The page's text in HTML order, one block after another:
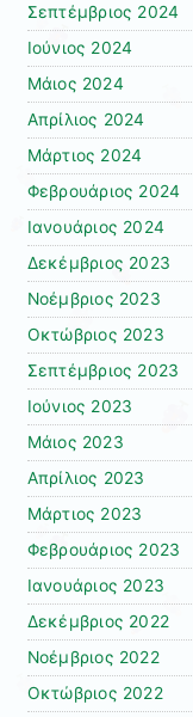
Σεπτέμβριος 2024
Ιούνιος 2024
Μάιος 2024
Απρίλιος 2024
Μάρτιος 2024
Φεβρουάριος 2024
Ιανουάριος 2024
Δεκέμβριος 2023
Νοέμβριος 2023
Οκτώβριος 2023
Σεπτέμβριος 2023
Ιούνιος 2023
Μάιος 2023
Απρίλιος 2023
Μάρτιος 2023
Φεβρουάριος 2023
Ιανουάριος 2023
Δεκέμβριος 2022
Νοέμβριος 2022
Οκτώβριος 2022